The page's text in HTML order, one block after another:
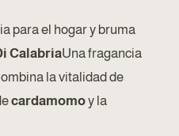
para el hogar y bruma
CalabriaUna fragancia
la vitalidad de
cardamomoy la